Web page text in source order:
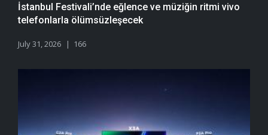
İstanbul Festivali’nde eğlence ve müziğin ritmi vivo
telefonlarla ölümsüzleşecek
July 31, 2026 166